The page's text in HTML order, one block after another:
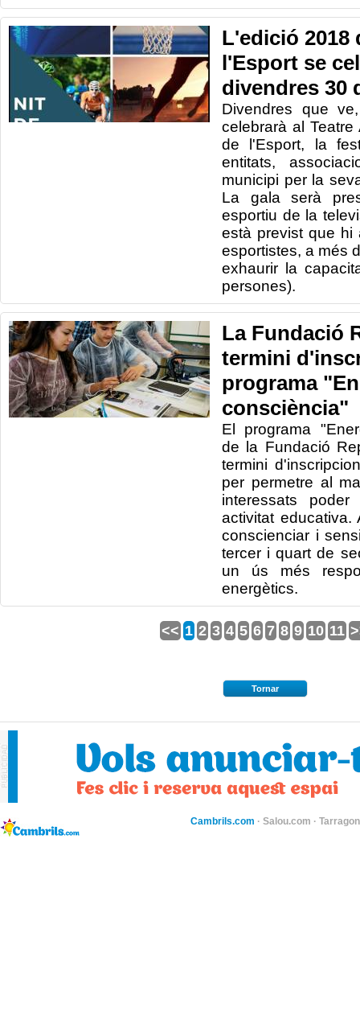
L'edició 2018
l'Esport se
divendres 30
Divendres que
celebrarà al
de l'Esport, la
entitats,
municipi per la
La gala serà
esportiu de la
està previst que hi
esportistes, a més
exhaurir la
persones).
La Fundació
termini
programa
consciència"
El programa
de la Fundació
termini
per permetre al
interessats
activitat educativa.
conscienciar i
tercer i quart de
un ús més
energètics.
<< 1 2 3 4 5 6 7 8 9 10 11
Tornar
Cambrils.com · Salou.com ·